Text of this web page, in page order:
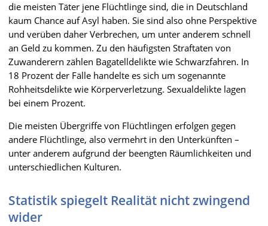
die meisten Täter jene Flüchtlinge sind, die in Deutschland
kaum Chance auf Asyl haben. Sie sind also ohne Perspektive
und verüben daher Verbrechen, um unter anderem schnell
an Geld zu kommen. Zu den häufigsten Straftaten von
Zuwanderern zählen Bagatelldelikte wie Schwarzfahren. In
18 Prozent der Fälle handelte es sich um sogenannte
Rohheitsdelikte wie Körperverletzung. Sexualdelikte lagen
bei einem Prozent.
Die meisten Übergriffe von Flüchtlingen erfolgen gegen
andere Flüchtlinge, also vermehrt in den Unterkünften –
unter anderem aufgrund der beengten Räumlichkeiten und
unterschiedlichen Kulturen.
Statistik spiegelt Realität nicht zwingend
wider